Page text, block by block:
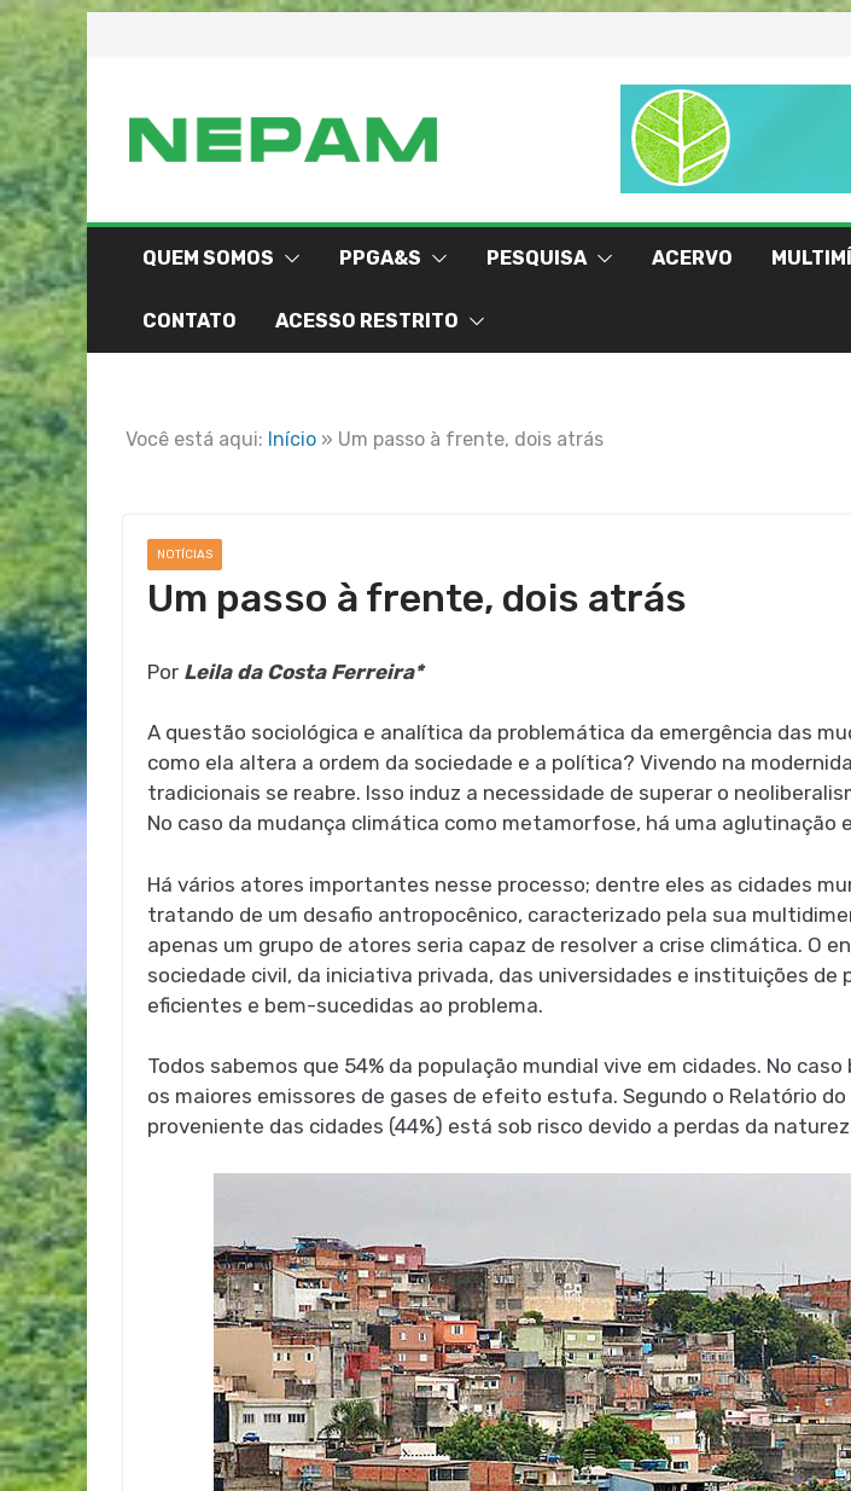
to
QUEM SOMOS PPGA&S PESQUISA ACERVO
CONTATO ACESSO RESTRITO
Você está aqui: Início » Um passo à frente, dois atrás
NOTÍCIAS
Um passo à frente, dois atrás
Por Leila da Costa Ferreira*
A questão sociológica e analítica da problemática da emergência das
como ela altera a ordem da sociedade e a política? Vivendo na
tradicionais se reabre. Isso induz a necessidade de superar o
No caso da mudança climática como metamorfose, há uma aglutinação
Há vários atores importantes nesse processo; dentre eles as cidades
tratando de um desafio antropocênico, caracterizado pela sua
apenas um grupo de atores seria capaz de resolver a crise climática. O
sociedade civil, da iniciativa privada, das universidades e instituições
eficientes e bem-sucedidas ao problema.
Todos sabemos que 54% da população mundial vive em cidades. No
os maiores emissores de gases de efeito estufa. Segundo o Relatório
proveniente das cidades (44%) está sob risco devido a perdas da